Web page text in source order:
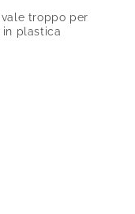
vale troppo per
plastica